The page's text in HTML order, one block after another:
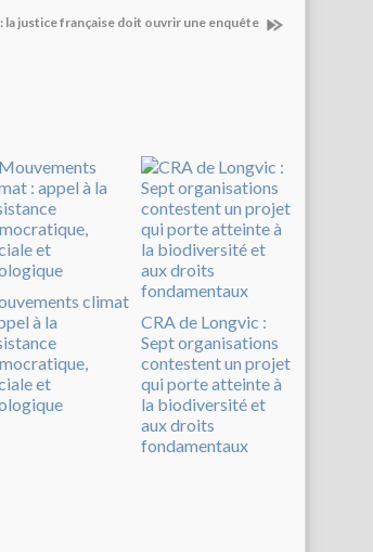
justice française doit ouvrir une enquête
climat
à la
et
CRA de Longvic :
Sept organisations
contestent un projet
qui porte atteinte à
la biodiversité et
aux droits
fondamentaux